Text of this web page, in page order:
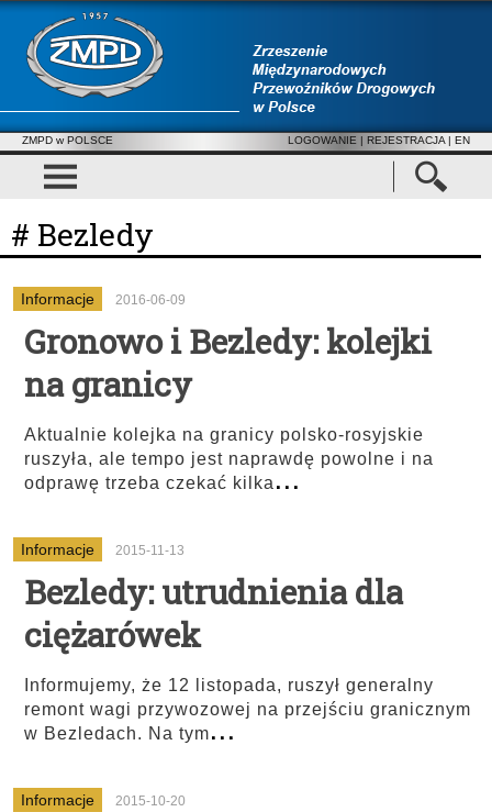
ZMPD w POLSCE LOGOWANIE | REJESTRACJA | EN
# Bezledy
Informacje 2016-06-09
Gronowo i Bezledy: kolejki
na granicy
Aktualnie kolejka na granicy polsko-rosyjskie
ruszyła, ale tempo jest naprawdę powolne i na
odprawę trzeba czekać kilka...
Informacje 2015-11-13
Bezledy: utrudnienia dla
ciężarówek
Informujemy, że 12 listopada, ruszył generalny
remont wagi przywozowej na przejściu granicznym
w Bezledach. Na tym...
Informacje 2015-10-20